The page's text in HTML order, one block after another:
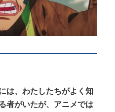
は、わたしたちがよく知
者がいたが、アニメでは